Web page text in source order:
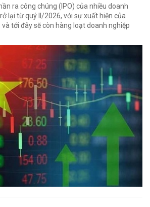
ra công chúng (IPO) của nhiều doanh
lại từ quý II/2026, với sự xuất hiện của
và tới đây sẽ còn hàng loạt doanh nghiệp